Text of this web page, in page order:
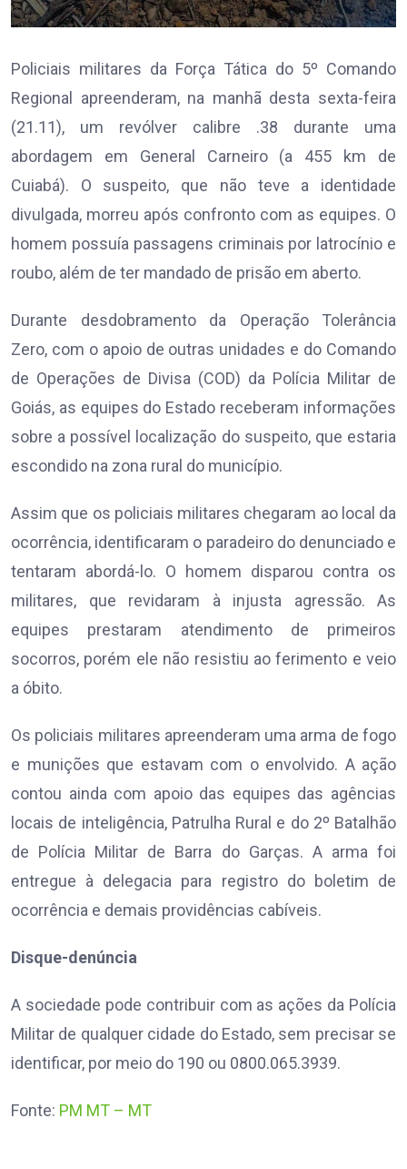
Policiais militares da Força Tática do 5º Comando
Regional apreenderam, na manhã desta sexta-feira
(21.11), um revólver calibre .38 durante uma
abordagem em General Carneiro (a 455 km de
Cuiabá). O suspeito, que não teve a identidade
divulgada, morreu após confronto com as equipes. O
homem possuía passagens criminais por latrocínio e
roubo, além de ter mandado de prisão em aberto.
Durante desdobramento da Operação Tolerância
Zero, com o apoio de outras unidades e do Comando
de Operações de Divisa (COD) da Polícia Militar de
Goiás, as equipes do Estado receberam informações
sobre a possível localização do suspeito, que estaria
escondido na zona rural do município.
Assim que os policiais militares chegaram ao local da
ocorrência, identificaram o paradeiro do denunciado e
tentaram abordá-lo. O homem disparou contra os
militares, que revidaram à injusta agressão. As
equipes prestaram atendimento de primeiros
socorros, porém ele não resistiu ao ferimento e veio
a óbito.
Os policiais militares apreenderam uma arma de fogo
e munições que estavam com o envolvido. A ação
contou ainda com apoio das equipes das agências
locais de inteligência, Patrulha Rural e do 2º Batalhão
de Polícia Militar de Barra do Garças. A arma foi
entregue à delegacia para registro do boletim de
ocorrência e demais providências cabíveis.
Disque-denúncia
A sociedade pode contribuir com as ações da Polícia
Militar de qualquer cidade do Estado, sem precisar se
identificar, por meio do 190 ou 0800.065.3939.
Fonte: PM MT – MT